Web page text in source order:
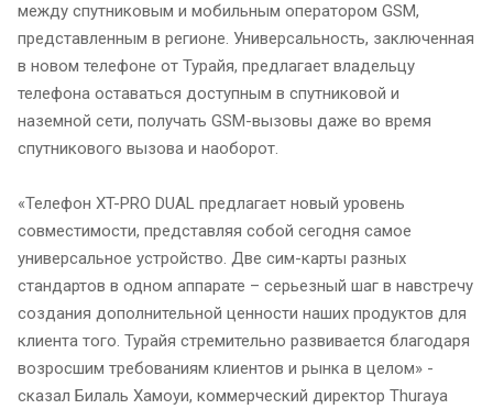
между спутниковым и мобильным оператором GSM,
представленным в регионе. Универсальность, заключенная
в новом телефоне от Турайя, предлагает владельцу
телефона оставаться доступным в спутниковой и
наземной сети, получать GSM-вызовы даже во время
спутникового вызова и наоборот.
«Телефон XT-PRO DUAL предлагает новый уровень
совместимости, представляя собой сегодня самое
универсальное устройство. Две сим-карты разных
стандартов в одном аппарате – серьезный шаг в навстречу
создания дополнительной ценности наших продуктов для
клиента того. Турайя стремительно развивается благодаря
возросшим требованиям клиентов и рынка в целом» -
сказал Билаль Хамоуи, коммерческий директор Thuraya